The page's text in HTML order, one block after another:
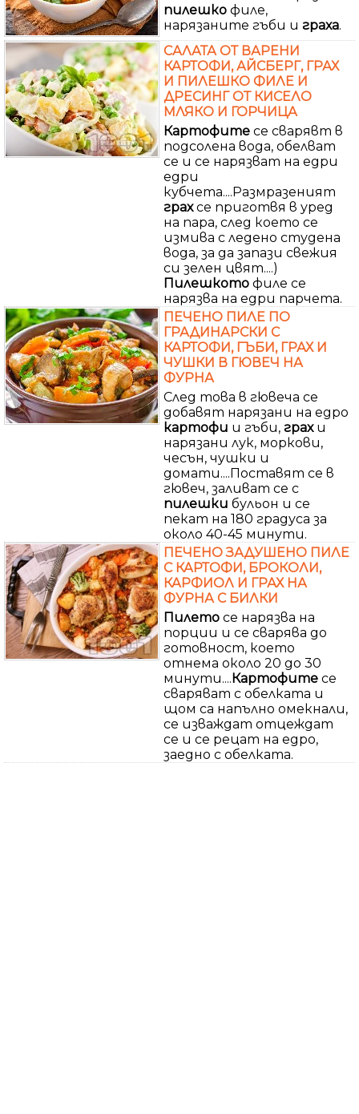
пилешко филе,
нарязаните гъби и граха.
САЛАТА ОТ ВАРЕНИ
КАРТОФИ, АЙСБЕРГ, ГРАХ
И ПИЛЕШКО ФИЛЕ И
ДРЕСИНГ ОТ КИСЕЛО
МЛЯКО И ГОРЧИЦА
Картофите се сварявт в
подсолена вода, обелват
се и се нарязват на едри
едри
кубчета....Размразеният
грахсе приготвя в уред
на пара, след което се
измива с ледено студена
вода, за да запази свежия
си зелен цвят....)
Пилешкото филе се
нарязва на едри парчета.
ПЕЧЕНО ПИЛЕ ПО
ГРАДИНАРСКИ С
КАРТОФИ, ГЪБИ, ГРАХ И
ЧУШКИ В ГЮВЕЧ НА
ФУРНА
След това в гювеча се
добавят нарязани на едро
картофи и гъби, грахи
нарязани лук, моркови,
чесън, чушки и
домати....Поставят се в
гювеч, заливат се с
пилешки бульон и се
пекат на 180 градуса за
около 40-45 минути.
ПЕЧЕНО ЗАДУШЕНО ПИЛЕ
С КАРТОФИ, БРОКОЛИ,
КАРФИОЛ И ГРАХ НА
ФУРНА С БИЛКИ
Пилето се нарязва на
порции и се сварява до
готовност, което
отнема около 20 до 30
минути....Картофите се
сваряват с обелката и
щом са напълно омекнали,
се изваждат отцеждат
се и се рецат на едро,
заедно с обелката.